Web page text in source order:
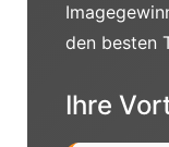
den besten
Ihre